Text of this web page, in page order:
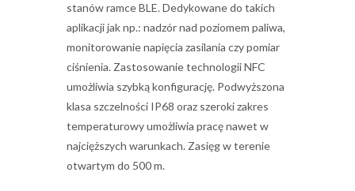
stanów ramce BLE. Dedykowane do takich
aplikacji jak np.: nadzór nad poziomem paliwa,
monitorowanie napięcia zasilania czy pomiar
ciśnienia. Zastosowanie technologii NFC
umożliwia szybką konfigurację. Podwyższona
klasa szczelności IP68 oraz szeroki zakres
temperaturowy umożliwia pracę nawet w
najcięższych warunkach. Zasięg w terenie
otwartym do 500 m.